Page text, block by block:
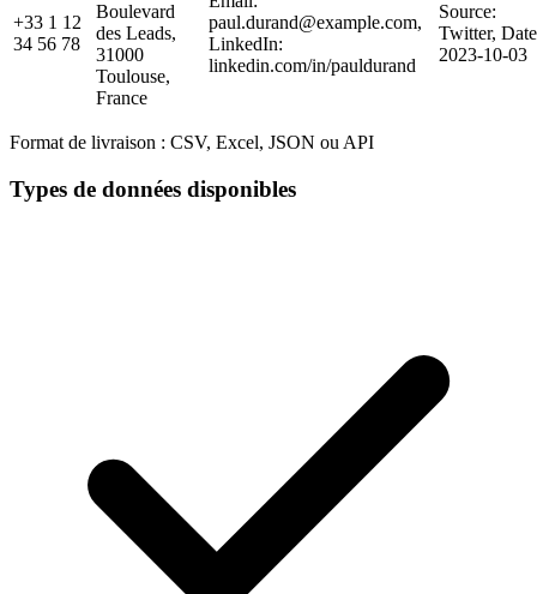
+33 1 12
34 56 78
Boulevard
des Leads,
31000
Toulouse,
France
paul.durand@example.com,
LinkedIn:
linkedin.com/in/pauldurand
Source:
Twitter,
2023-10-03
Format de livraison : CSV, Excel, JSON ou API
Types de données disponibles